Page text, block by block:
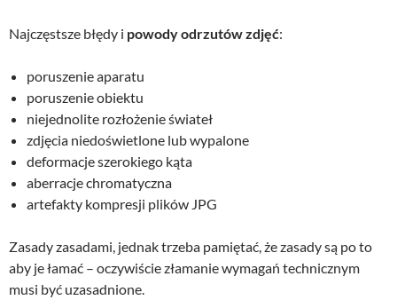
Najczęstsze błędy i powody odrzutów zdjęć:
poruszenie aparatu
poruszenie obiektu
niejednolite rozłożenie świateł
zdjęcia niedoświetlone lub wypalone
deformacje szerokiego kąta
aberracje chromatyczna
artefakty kompresji plików JPG
Zasady zasadami, jednak trzeba pamiętać, że zasady są po to
aby je łamać – oczywiście złamanie wymagań technicznym
musi być uzasadnione.